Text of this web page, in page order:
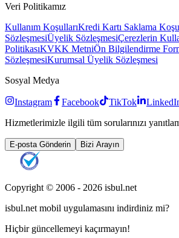
Veri Politikamız
Kullanım KoşullarıKredi Kartı Saklama
SözleşmesiÜyelik SözleşmesiÇerezlerin
PolitikasıKVKK MetniÖn Bilgilendirme
SözleşmesiKurumsal Üyelik Sözleşmesi
Sosyal Medya
Instagram Facebook TikTok
Hizmetlerimizle ilgili tüm sorularınızı
E-posta Gönderin Bizi Arayın
Copyright © 2006 - 2026 isbul.net
isbul.net mobil uygulamasını indirdiniz mi?
Hiçbir güncellemeyi kaçırmayın!